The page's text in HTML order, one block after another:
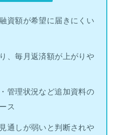
資額が希望に届きにくい
、毎月返済額が上がりや
管理状況など追加資料の
ス
通しが弱いと判断されや